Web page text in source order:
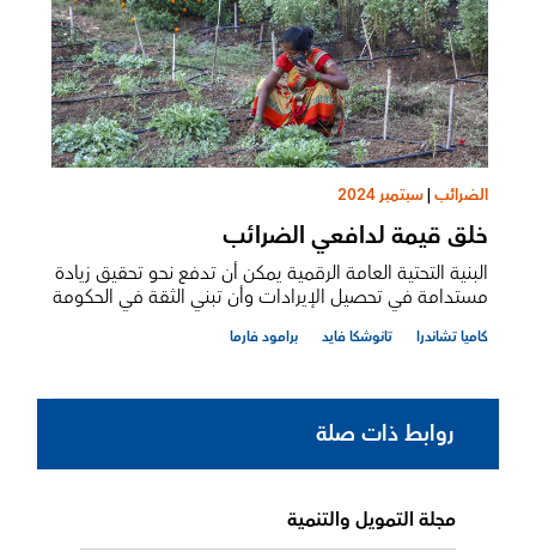
الضرائب|سبتمبر 2024
خلق قيمة لدافعي الضرائب
البنية التحتية العامة الرقمية يمكن أن تدفع نحو تحقيق زيادة
مستدامة في تحصيل الإيرادات وأن تبني الثقة في الحكومة
كاميا تشاندرا تانوشكا فايد برامود فارما
روابط ذات صلة
مجلة التمويل والتنمية